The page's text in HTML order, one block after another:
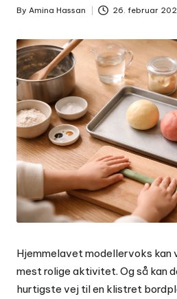
Posted
By Amina Hassan 26. februar
Hjemmelavet modellervoks kan
mest rolige aktivitet. Og så kan
hurtigste vej til en klistret